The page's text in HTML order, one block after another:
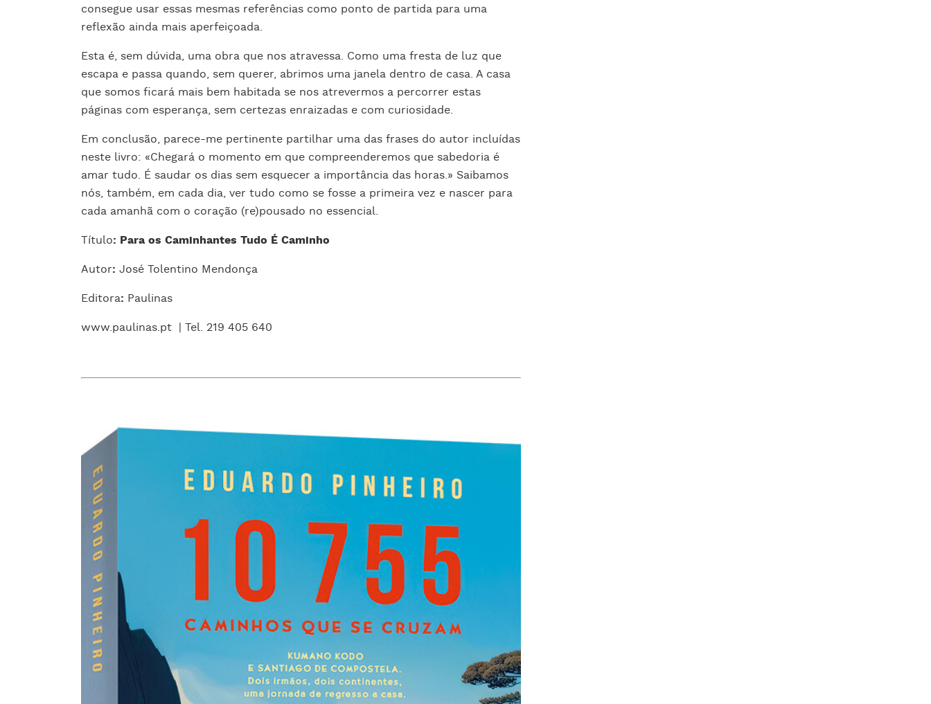
consegue usar essas mesmas referências como ponto de partida para uma
reflexão ainda mais aperfeiçoada.
Esta é, sem dúvida, uma obra que nos atravessa. Como uma fresta de luz que
escapa e passa quando, sem querer, abrimos uma janela dentro de casa. A casa
que somos ficará mais bem habitada se nos atrevermos a percorrer estas
páginas com esperança, sem certezas enraizadas e com curiosidade.
Em conclusão, parece-me pertinente partilhar uma das frases do autor incluídas
neste livro: «Chegará o momento em que compreenderemos que sabedoria é
amar tudo. É saudar os dias sem esquecer a importância das horas.» Saibamos
nós, também, em cada dia, ver tudo como se fosse a primeira vez e nascer para
cada amanhã com o coração (re)pousado no essencial.
Título: Para os Caminhantes Tudo É Caminho
Autor: José Tolentino Mendonça
Editora: Paulinas
www.paulinas.pt
| Tel. 219 405 640